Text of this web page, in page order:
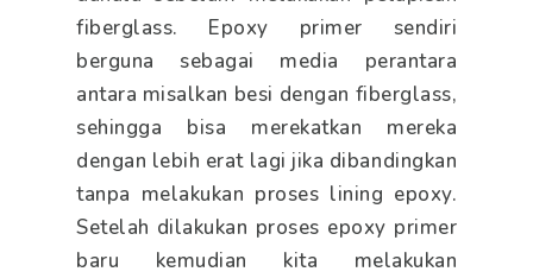
fiberglass. Epoxy primer sendiri
berguna sebagai media perantara
antara misalkan besi dengan fiberglass,
sehingga bisa merekatkan mereka
dengan lebih erat lagi jika dibandingkan
tanpa melakukan proses lining epoxy.
Setelah dilakukan proses epoxy primer
baru kemudian kita melakukan